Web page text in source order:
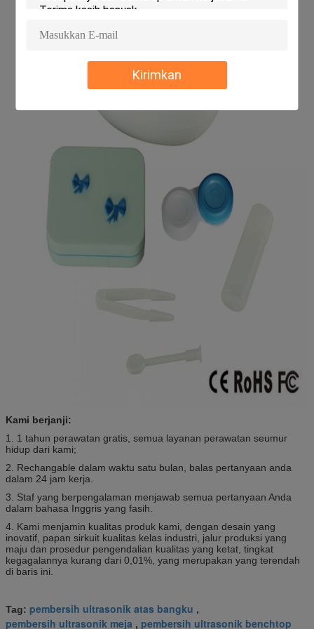
Kirimkan
Kami berjanji:
1. 1 tahun perawatan gratis, semua layanan perawatan seumur
hidup dari kami;
2. Rechangable dalam waktu satu bulan, balas pertanyaan anda
dalam 24 jam kerja.
3. Staf yang berpengalaman menjawab semua pertanyaan Anda
dalam bahasa Inggris yang fasih.
4. Kami menjamin kualitas produk kami, dengan desain yang
inovatif, papan sirkuit kualitas kelas industri, jalur produksi yang
maju dan prosedur pengendalian kualitas yang ketat, tingkat
kegagalannya kurang dari 0,01%, yang merupakan yang terendah
di baris ini.
Tag: pembersih ultrasonik atas bangku ,
pembersih ultrasonik meja , pembersih ultrasonik benchtop